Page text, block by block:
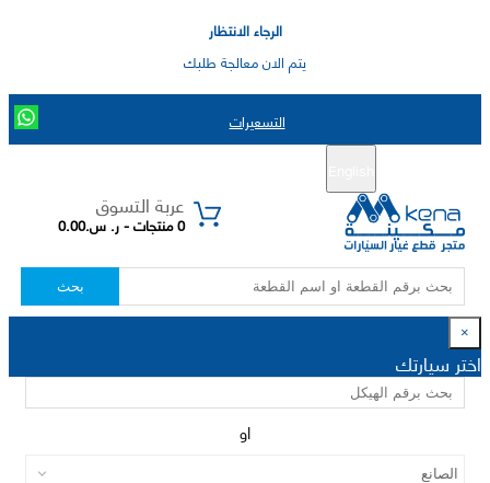
الرجاء الانتظار
يتم الان معالجة طلبك
التسعيرات
عربة التسوق
0 منتجات - ر. س.0.00
بحث
×
اختر سيارتك
او